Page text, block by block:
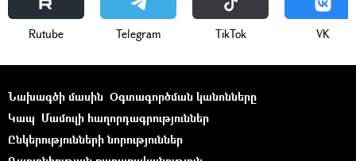
Rutube Telegram ТikТоk VK
Նախագծի մասին Օգտագործման կանոնները
Կապ Մամուլի հաղորդագրություններ
Ընկերությունների նորություններ